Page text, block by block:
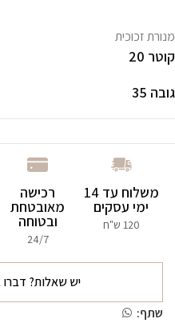
מנורת זכוכית
קוטר 20
גובה 35
משלוח עד 14
ימי עסקים
120 ש"ח
רכישה
מאובטחת
ובטוחה
24/7
יש שאלות? דברו
שתף: